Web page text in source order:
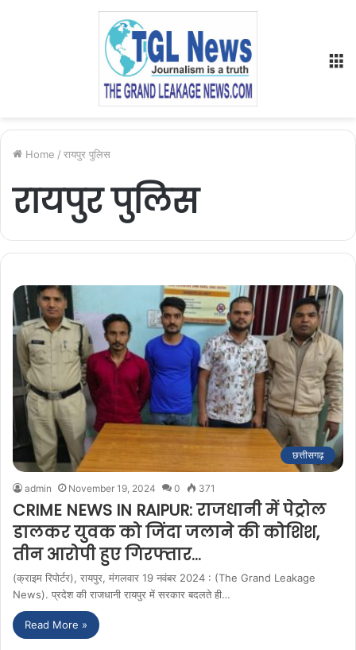
Home / रायपुर पुलिस
रायपुर पुलिस
छत्तीसगढ़
admin November 19, 2024 0 371
CRIME NEWS IN RAIPUR: राजधानी में पेट्रोल
डालकर युवक को जिंदा जलाने की कोशिश,
तीन आरोपी हुए गिरफ्तार…
(क्राइम रिपोर्टर), रायपुर, मंगलवार 19 नवंबर 2024 : (The Grand Leakage
News). प्रदेश की राजधानी रायपुर में सरकार बदलते ही…
Read More »